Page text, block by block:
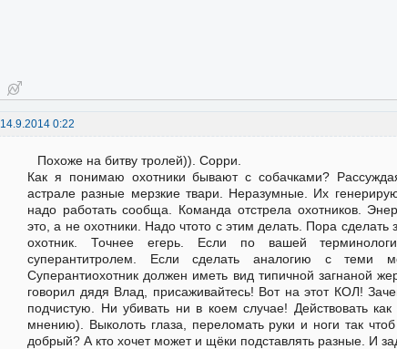
14.9.2014 0:22
Похоже на битву тролей)). Сорри.
Как я понимаю охотники бывают с собачками?
астрале разные мерзкие твари. Неразумные. Их
надо работать сообща. Команда отстрела охотников.
это, а не охотники. Надо чтото с этим делать. Пора
охотник. Точнее егерь. Если по вашей
суперантитролем. Если сделать аналогию с теми
Суперантиохотник должен иметь вид типичной загнаной
говорил дядя Влад, присаживайтесь! Вот на этот КОЛ!
подчистую. Ни убивать ни в коем случае! Действовать
мнению). Выколоть глаза, переломать руки и ноги так
добрый? А кто хочет может и щёки подставлять разные. И